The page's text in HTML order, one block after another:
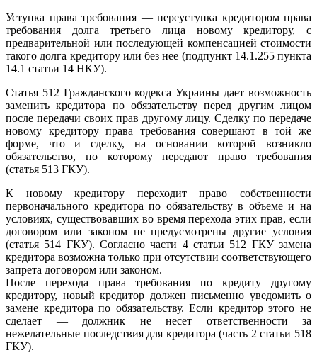
Уступка права требования — переуступка кредитором права
требования долга третьего лица новому кредитору, с
предварительной или последующей компенсацией стоимости
такого долга кредитору или без нее (подпункт 14.1.255 пункта
14.1 статьи 14 НКУ).
Статья 512 Гражданского кодекса Украины дает возможность
заменить кредитора по обязательству перед другим лицом
после передачи своих прав другому лицу. Сделку по передаче
новому кредитору права требования совершают в той же
форме, что и сделку, на основании которой возникло
обязательство, по которому передают право требования
(статья 513 ГКУ).
К новому кредитору переходит право собственности
первоначального кредитора по обязательству в объеме и на
условиях, существовавших во время перехода этих прав, если
договором или законом не предусмотрены другие условия
(статья 514 ГКУ). Согласно части 4 статьи 512 ГКУ замена
кредитора возможна только при отсутствии соответствующего
запрета договором или законом.
После перехода права требования по кредиту другому
кредитору, новый кредитор должен письменно уведомить о
замене кредитора по обязательству. Если кредитор этого не
сделает — должник не несет ответственности за
нежелательные последствия для кредитора (часть 2 статьи 518
ГКУ).